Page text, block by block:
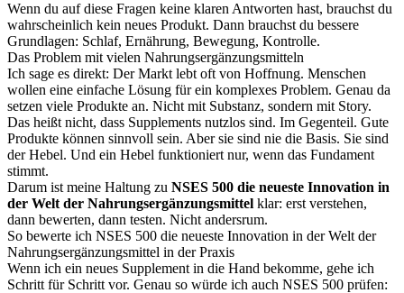
Wenn du auf diese Fragen keine klaren Antworten hast, brauchst du
wahrscheinlich kein neues Produkt. Dann brauchst du bessere
Grundlagen: Schlaf, Ernährung, Bewegung, Kontrolle.
Das Problem mit vielen Nahrungsergänzungsmitteln
Ich sage es direkt: Der Markt lebt oft von Hoffnung. Menschen
wollen eine einfache Lösung für ein komplexes Problem. Genau da
setzen viele Produkte an. Nicht mit Substanz, sondern mit Story.
Das heißt nicht, dass Supplements nutzlos sind. Im Gegenteil. Gute
Produkte können sinnvoll sein. Aber sie sind nie die Basis. Sie sind
der Hebel. Und ein Hebel funktioniert nur, wenn das Fundament
stimmt.
Darum ist meine Haltung zu NSES 500 die neueste Innovation in
der Welt der Nahrungsergänzungsmittel klar: erst verstehen,
dann bewerten, dann testen. Nicht andersrum.
So bewerte ich NSES 500 die neueste Innovation in der Welt der
Nahrungsergänzungsmittel in der Praxis
Wenn ich ein neues Supplement in die Hand bekomme, gehe ich
Schritt für Schritt vor. Genau so würde ich auch NSES 500 prüfen: